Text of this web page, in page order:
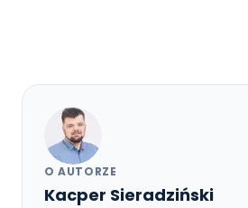
O AUTORZE
Kacper Sieradziński